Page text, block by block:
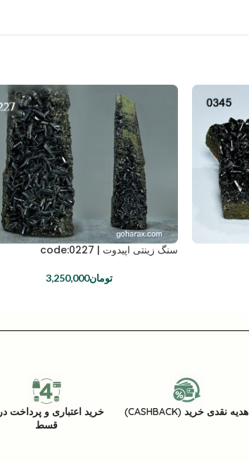
سنگ زینتی اپیدوت | code:0227
تومان3,250,000
هدیه نقدی خرید (CASHBACK)
قسط